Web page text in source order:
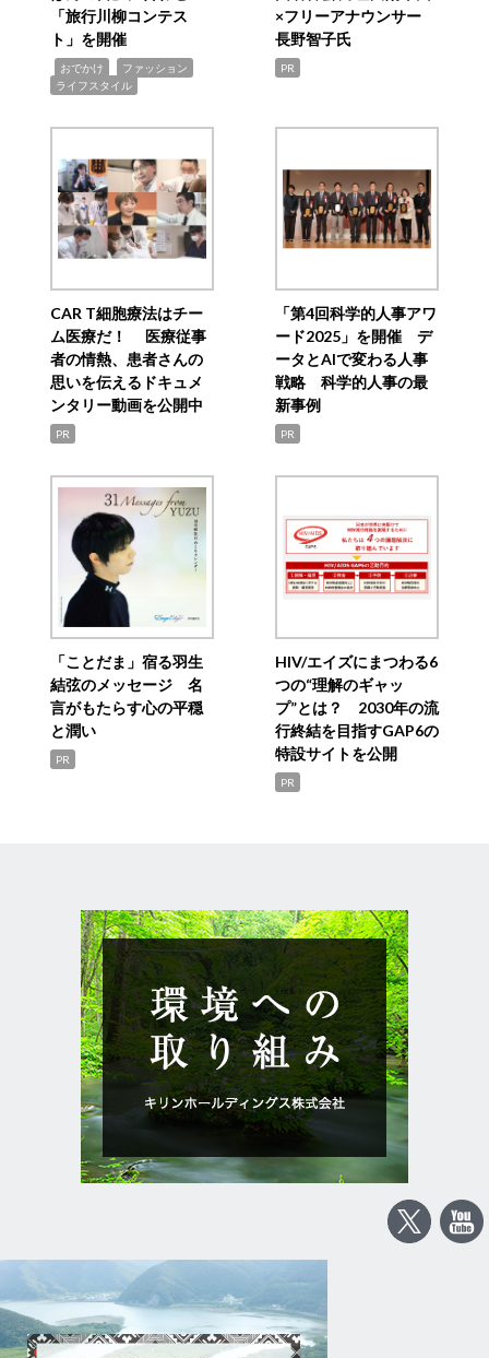
「旅行川柳コンテス
ト」を開催
おでかけ ファッション
ライフスタイル
×フリーアナウンサー
長野智子氏
PR
CAR T細胞療法はチー
ム医療だ！ 医療従事
者の情熱、患者さんの
思いを伝えるドキュメ
ンタリー動画を公開中
PR
「第4回科学的人事アワ
ード2025」を開催 デ
ータとAIで変わる人事
戦略 科学的人事の最
新事例
PR
「ことだま」宿る羽生
結弦のメッセージ 名
言がもたらす心の平穏
と潤い
PR
HIV/エイズにまつわる6
つの“理解のギャッ
プ”とは？ 2030年の流
行終結を目指すGAP6の
特設サイトを公開
PR